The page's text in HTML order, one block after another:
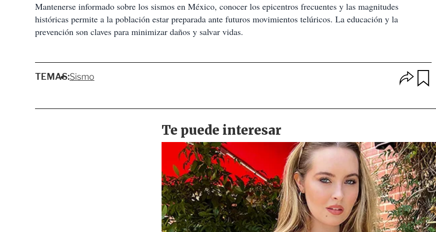
Mantenerse informado sobre los sismos en México, conocer los epicentros frecuentes y las magnitudes
históricas permite a la población estar preparada ante futuros movimientos telúricos. La educación y la
prevención son claves para minimizar daños y salvar vidas.
TEMAS:Sismo
p
n
e
s
d
e
c
o
a
r